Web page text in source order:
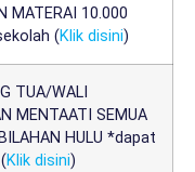
MATERAI 10.000
(Klik disini)
TUA/WALI
MENTAATI SEMUA
HULU *dapat
Klik disini)